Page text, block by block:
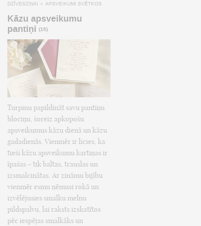
DZĪVESZIŅAI » APSVEIKUMI SVĒTKOS
Kāzu apsveikumu
pantiņi (15)
Turpinu papildināt savu pantiņu
blociņu, šoreiz apkopošu
apsveikumus kāzu dienā un kāzu
gadadienās. Vienmēr ir licies, ka
tieši kāzu apsveikumu kartiņas ir
īpašas – tik baltas, trauslas un
izsmalcinātas. Ar zināmu bijību
vienmēr esmu ņēmusi rokā un
izvēlējusies smalku melnu
pildspalvu, lai raksts izskatītos
pēc iespējas smalkāks un